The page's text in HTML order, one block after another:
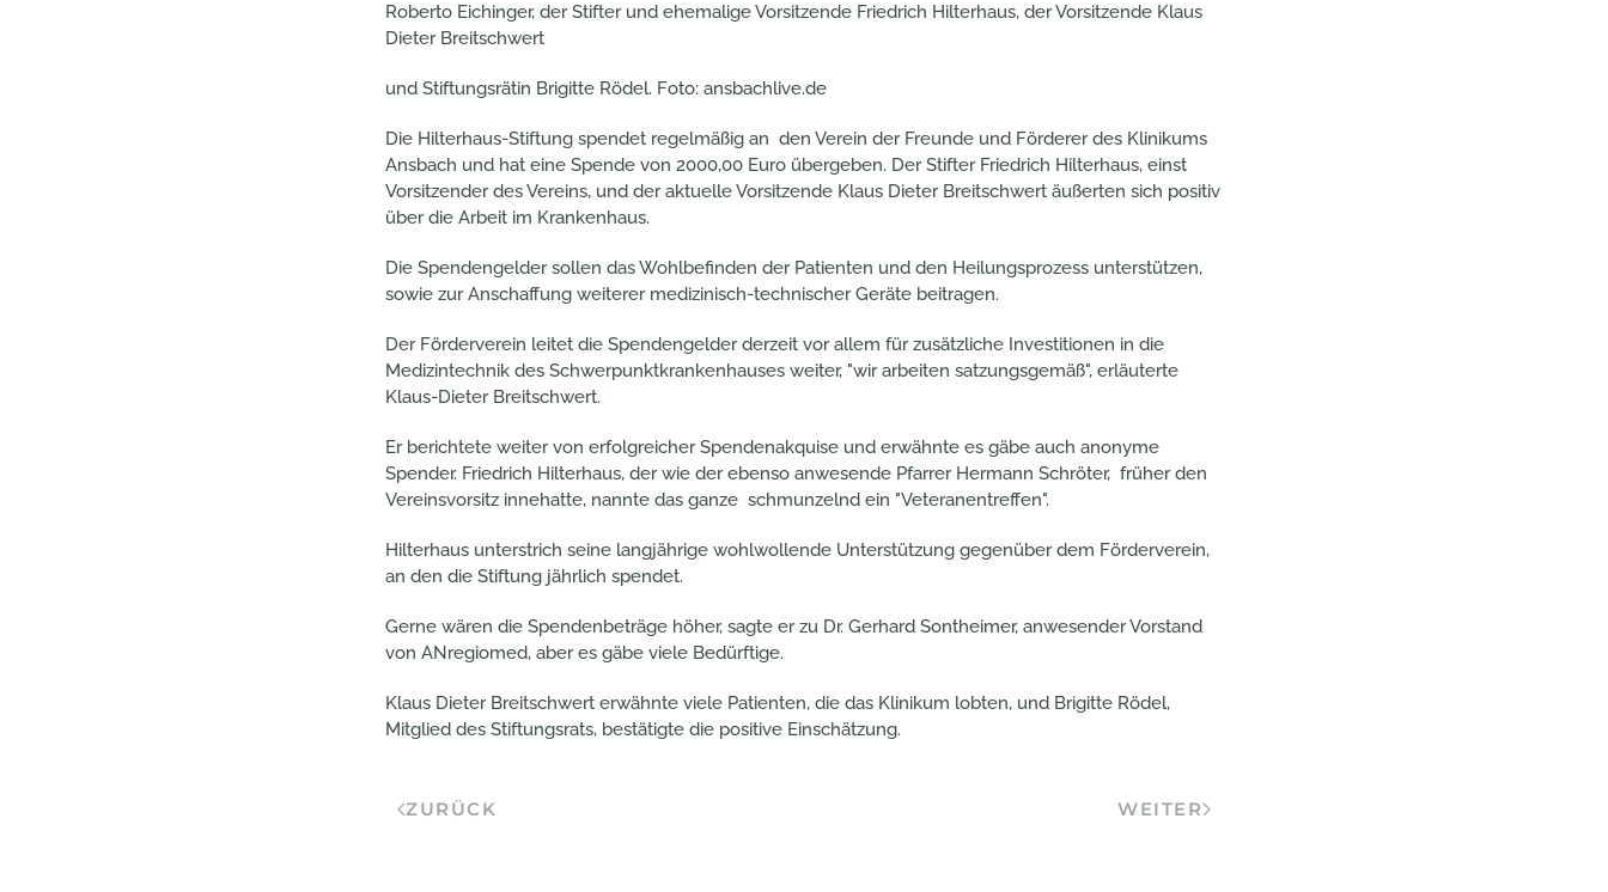
Roberto Eichinger, der Stifter und ehemalige Vorsitzende Friedrich Hilterhaus, der Vorsitzende Klaus
Dieter Breitschwert
und Stiftungsrätin Brigitte Rödel. Foto: ansbachlive.de
Die Hilterhaus-Stiftung spendet regelmäßig an den Verein der Freunde und Förderer des Klinikums
Ansbach und hat eine Spende von 2000,00 Euro übergeben. Der Stifter Friedrich Hilterhaus, einst
Vorsitzender des Vereins, und der aktuelle Vorsitzende Klaus Dieter Breitschwert äußerten sich positiv
über die Arbeit im Krankenhaus.
Die Spendengelder sollen das Wohlbefinden der Patienten und den Heilungsprozess unterstützen,
sowie zur Anschaffung weiterer medizinisch-technischer Geräte beitragen.
Der Förderverein leitet die Spendengelder derzeit vor allem für zusätzliche Investitionen in die
Medizintechnik des Schwerpunktkrankenhauses weiter, "wir arbeiten satzungsgemäß", erläuterte
Klaus-Dieter Breitschwert.
Er berichtete weiter von erfolgreicher Spendenakquise und erwähnte es gäbe auch anonyme
Spender. Friedrich Hilterhaus, der wie der ebenso anwesende Pfarrer Hermann Schröter, früher den
Vereinsvorsitz innehatte, nannte das ganze schmunzelnd ein "Veteranentreffen".
Hilterhaus unterstrich seine langjährige wohlwollende Unterstützung gegenüber dem Förderverein,
an den die Stiftung jährlich spendet.
Gerne wären die Spendenbeträge höher, sagte er zu Dr. Gerhard Sontheimer, anwesender Vorstand
von ANregiomed, aber es gäbe viele Bedürftige.
Klaus Dieter Breitschwert erwähnte viele Patienten, die das Klinikum lobten, und Brigitte Rödel,
Mitglied des Stiftungsrats, bestätigte die positive Einschätzung.
ZURÜCK WEITER